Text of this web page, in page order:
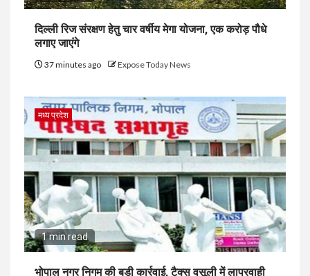
दिल्ली रिज संरक्षण हेतु चार वर्षीय मेगा योजना, एक करोड़ पौधे
लगाए जाएंगे
37 minutes ago Expose Today News
मध्य प्रदेश
1 min read
भोपाल नगर निगम की बड़ी कार्रवाई, टैक्स वसूली में लापरवाही